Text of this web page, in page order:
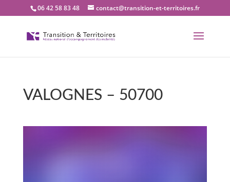
06 42 58 83 48 contact@transition-et-territoires.fr
VALOGNES – 50700
bureau Transition et